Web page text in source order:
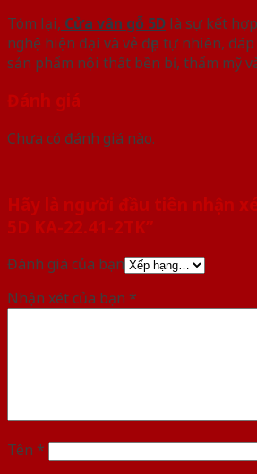
Tóm lại, Cửa vân gỗ 5D là sự kết
nghệ hiện đại và vẻ đẹp tự nhiên,
sản phẩm nội thất bền bỉ, thẩm mỹ
Đánh giá
Chưa có đánh giá nào.
Hãy là người đầu tiên nhận
5D KA-22.41-2TK”
Đánh giá của bạn
Nhận xét của bạn *
Tên *